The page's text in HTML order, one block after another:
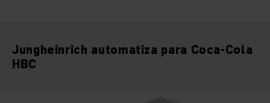
Jungheinrich automatiza para Coca-Cola
HBC